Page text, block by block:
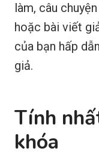
làm, câu
hoặc bài viết
của bạn hấp
giả.
Tính
khóa